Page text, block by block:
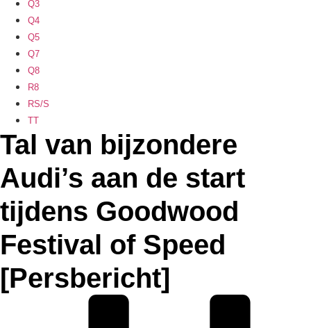
Q3
Q4
Q5
Q7
Q8
R8
RS/S
TT
Tal van bijzondere
Audi’s aan de start
tijdens Goodwood
Festival of Speed
[Persbericht]